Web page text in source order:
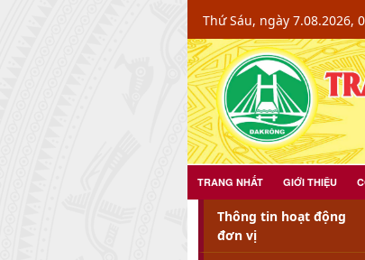
Chi tiết tin - Xã Đakrông -
Thứ Sáu, ngày 7.08.2026,
TRANG NHẤT GIỚI THIỆU
Thông tin hoạt động
đơn vị